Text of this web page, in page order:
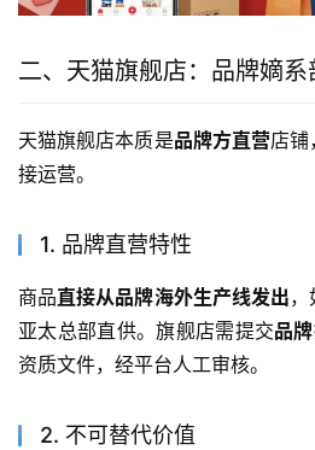
二、天猫旗舰店：品牌嫡系
天猫旗舰店本质是品牌方直营店铺
接运营。
1. 品牌直营特性
商品直接从品牌海外生产线发出
亚太总部直供。旗舰店需提交品
资质文件，经平台人工审核。
2. 不可替代价值